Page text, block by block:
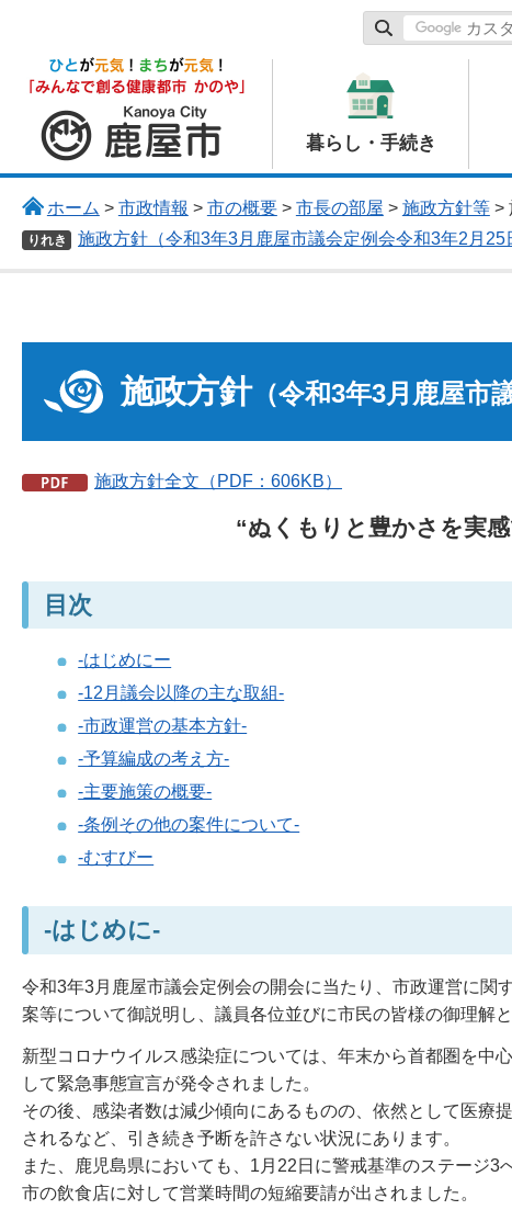
鹿屋市
暮らし・手続き
ホーム > 市政情報 > 市の概要> 市長の部屋 > 施政方針等>
りれき 施政方針（令和3年3月鹿屋市議会定例会令和3年2月25
施政方針（令和3年3月鹿屋市
施政方針全文（PDF：606KB）
“ぬくもりと豊かさを実
目次
-はじめにー
-12月議会以降の主な取組-
-市政運営の基本方針-
-予算編成の考え方-
-主要施策の概要-
-条例その他の案件について-
-むすびー
-はじめに-
令和3年3月鹿屋市議会定例会の開会に当たり、市政運営に
案等について御説明し、議員各位並びに市民の皆様の御理解
新型コロナウイルス感染症については、年末から首都圏を中
して緊急事態宣言が発令されました。
その後、感染者数は減少傾向にあるものの、依然として医療
されるなど、引き続き予断を許さない状況にあります。
また、鹿児島県においても、1月22日に警戒基準のステージ
市の飲食店に対して営業時間の短縮要請が出されました。